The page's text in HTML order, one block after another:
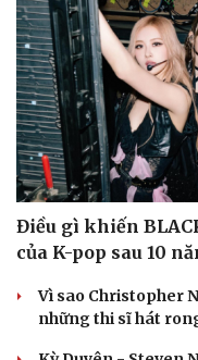
Điều gì khiến
của K-pop sau 10
Vì sao Christopher
những thi sĩ hát